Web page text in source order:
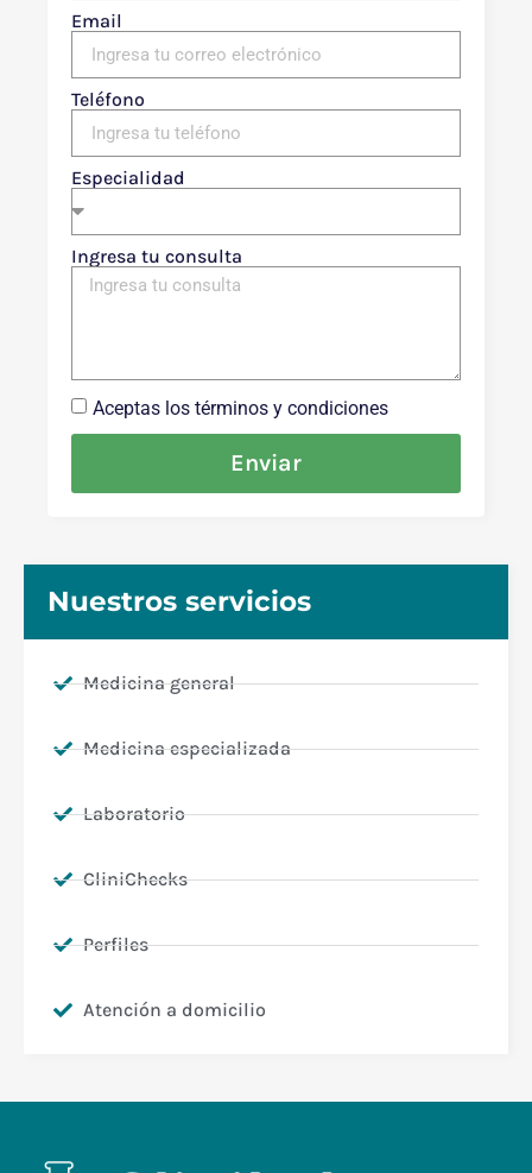
Email
Teléfono
Especialidad
Ingresa tu consulta
Aceptas los términos y condiciones
Enviar
Nuestros servicios
Medicina general
Medicina especializada
Laboratorio
CliniChecks
Perfiles
Atención a domicilio